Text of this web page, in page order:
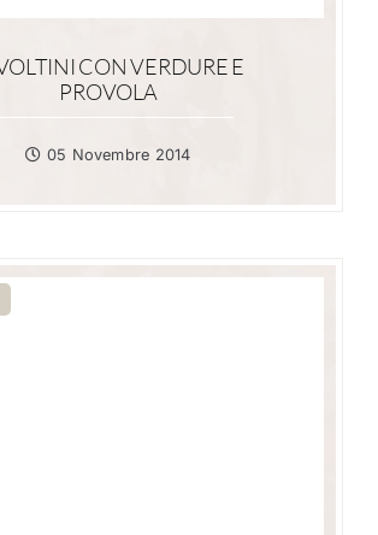
CON VERDURE E
PROVOLA
05 Novembre 2014